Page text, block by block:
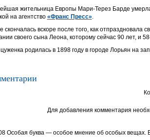
жительница Европы Мари-Терез Барде
на агентство «Франс Пресс».
скончалась вскоре после того, как
своего сына Леона, которому сейчас 90 лет, и
родилась в 1898 году в городе Лорьян на
Для добавления комментария
Особая буква — особое мнение об особых вещах.